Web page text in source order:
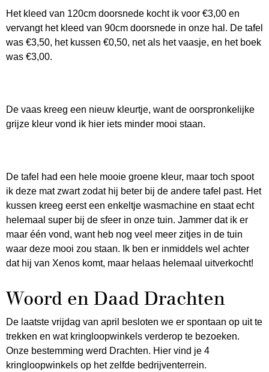
Het kleed van 120cm doorsnede kocht ik voor €3,00 en
vervangt het kleed van 90cm doorsnede in onze hal. De tafel
was €3,50, het kussen €0,50, net als het vaasje, en het boek
was €3,00.
De vaas kreeg een nieuw kleurtje, want de oorspronkelijke
grijze kleur vond ik hier iets minder mooi staan.
De tafel had een hele mooie groene kleur, maar toch spoot
ik deze mat zwart zodat hij beter bij de andere tafel past. Het
kussen kreeg eerst een enkeltje wasmachine en staat echt
helemaal super bij de sfeer in onze tuin. Jammer dat ik er
maar één vond, want heb nog veel meer zitjes in de tuin
waar deze mooi zou staan. Ik ben er inmiddels wel achter
dat hij van Xenos komt, maar helaas helemaal uitverkocht!
Woord en Daad Drachten
De laatste vrijdag van april besloten we er spontaan op uit te
trekken en wat kringloopwinkels verderop te bezoeken.
Onze bestemming werd Drachten. Hier vind je 4
kringloopwinkels op het zelfde bedrijventerrein.